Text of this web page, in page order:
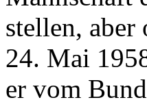
stellen,
24. Mai
er vom